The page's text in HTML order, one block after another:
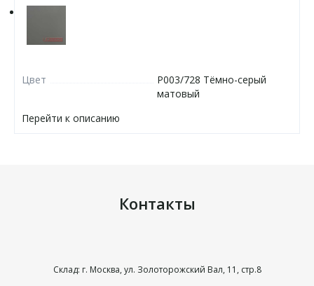
Цвет
P003/728 Тёмно-серый
матовый
Перейти к описанию
Контакты
Склад: г. Москва, ул. Золоторожский Вал, 11, стр.8